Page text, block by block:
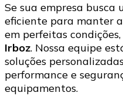
Se sua empresa busca
eficiente para manter
em perfeitas
Irboz. Nossa equipe
soluções
performance e
equipamentos.